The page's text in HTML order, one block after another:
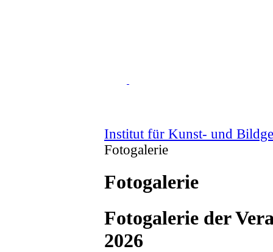
Institut für Kunst- und
Fotogalerie
Fotogalerie
Fotogalerie der
2026